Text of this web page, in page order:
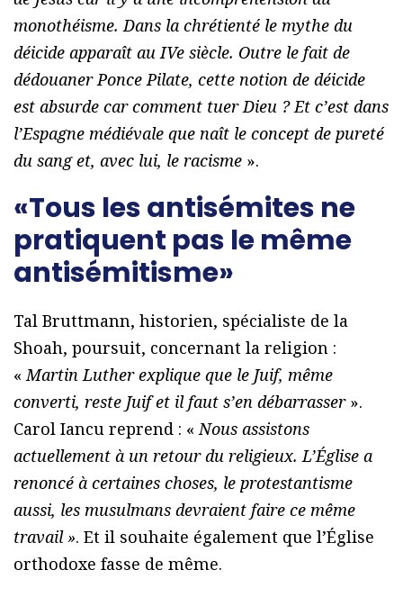
monothéisme. Dans la chrétienté le mythe du
déicide apparaît au IVe siècle. Outre le fait de
dédouaner Ponce Pilate, cette notion de déicide
est absurde car comment tuer Dieu ? Et c’est dans
l’Espagne médiévale que naît le concept de pureté
du sang et, avec lui, le racisme ».
«Tous les antisémites ne
pratiquent pas le même
antisémitisme»
Tal Bruttmann, historien, spécialiste de la
Shoah, poursuit, concernant la religion :
«Martin Luther explique que le Juif, même
converti, reste Juif et il faut s’en débarrasser ».
Carol Iancu reprend : «Nous assistons
actuellement à un retour du religieux. L’Église a
renoncé à certaines choses, le protestantisme
aussi, les musulmans devraient faire ce même
travail ». Et il souhaite également que l’Église
orthodoxe fasse de même.